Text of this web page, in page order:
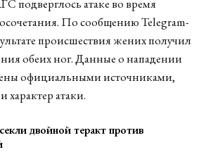
подверглось атаке во время
По сообщению Telegram-
происшествия жених получил
обеих ног. Данные о нападении
официальными источниками,
характер атаки.
двойной теракт против